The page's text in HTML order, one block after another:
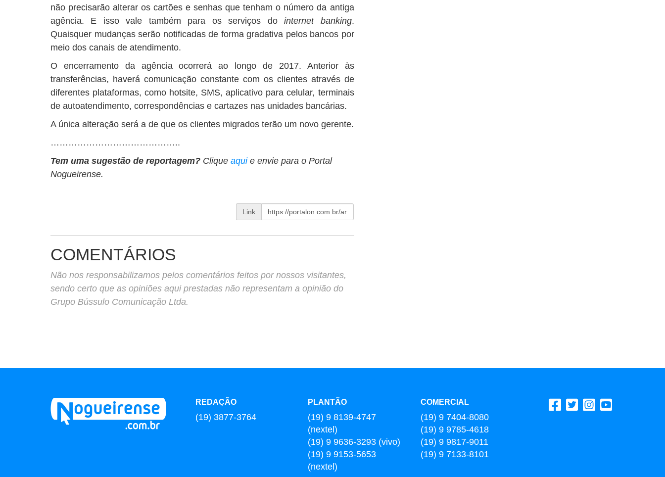
não precisarão alterar os cartões e senhas que tenham o número da antiga
agência. E isso vale também para os serviços dointernet banking.
Quaisquer mudanças serão notificadas de forma gradativa pelos bancos por
meio dos canais de atendimento.
O encerramento da agência ocorrerá ao longo de 2017. Anterior às
transferências, haverá comunicação constante com os clientes através de
diferentes plataformas, como hotsite, SMS, aplicativo para celular, terminais
de autoatendimento, correspondências e cartazes nas unidades bancárias.
A única alteração será a de que os clientes migrados terão um novo gerente.
……………………………………..
Tem uma sugestão de reportagem? Clique aqui e envie para o Portal
Nogueirense.
Link
COMENTÁRIOS
Não nos responsabilizamos pelos comentários feitos por nossos visitantes,
sendo certo que as opiniões aqui prestadas não representam a opinião do
Grupo Bússulo Comunicação Ltda.
REDAÇÃO
(19) 3877-3764
PLANTÃO
(19) 9 8139-4747
(nextel)
(19) 9 9636-3293 (vivo)
(19) 9 9153-5653
(nextel)
COMERCIAL
(19) 9 7404-8080
(19) 9 9785-4618
(19) 9 9817-9011
(19) 9 7133-8101